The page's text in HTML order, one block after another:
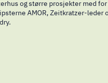
og større prosjekter med
AMOR, Zeitkratzer-